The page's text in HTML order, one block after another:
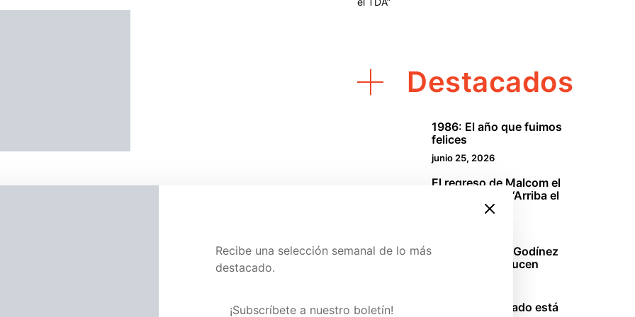
Destacados
1986: El año que fuimos
felices
junio 25, 2026
El regreso de Malcom el
de en medio o “Arriba el
3
La oficina: Los Godínez
mexicanos se lucen
4
Sinners: El pecado está
Visita nuestra página de Patreon y conoce
Recibe una selección semanal de lo más
destacado.
¡Subscríbete a nuestro boletín!